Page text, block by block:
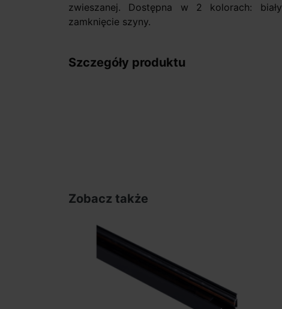
zwieszanej. Dostępna w 2 kolorach:
zamknięcie szyny.
Szczegóły produktu
Zobacz także